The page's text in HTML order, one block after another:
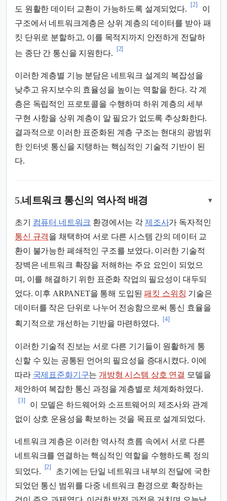
도 원활한 데이터 교환이 가능하도록 설계되었다.
[2]
이
구조에서 네트워크계층은 상위 계층의 데이터를 받아 패
킷 단위로 분할하고, 이를 목적지까지 안전하게 전달하
는 종단 간 통신을 지원한다.
[2]
이러한 계층별 기능 분담은 네트워크 설계의 복잡성을
낮추고 유지보수의 효율성을 높이는 역할을 한다. 각 계
층은 독립적인 프로토콜을 수행하며 하위 계층의 세부
구현 사항을 상위 계층이 알 필요가 없도록 추상화한다.
결과적으로 이러한 표준화된 계층 구조는 현대의 광범위
한 인터넷 통신을 지탱하는 핵심적인 기술적 기반이 된
다.
5.네트워크 통신의 역사적 배경 ▾
초기 컴퓨터 네트워크 환경에서는 각 제조사가 독자적인
통신 규격을 채택하여 서로 다른 시스템 간의 데이터 교
환이 불가능한 폐쇄적인 구조를 보였다. 이러한 기술적
장벽은 네트워크 확장을 저해하는 주요 요인이 되었으
며, 이를 해결하기 위한 표준화 작업의 필요성이 대두되
었다. 이후 ARPANET을 통해 도입된패킷 스위칭 기술은
데이터를 작은 단위로 나누어 전송함으로써 통신 효율을
획기적으로 개선하는 기반을 마련하였다.
[4]
이러한 기술적 진보는 서로 다른 기기들이 원활하게 통
신할 수 있는 공통된 언어의 필요성을 증대시켰다. 이에
따라 국제표준화기구는 개방형 시스템 상호 연결 모델을
제안하여 복잡한 통신 과정을 계층별로 체계화하였다.
[3]
이 모델은 하드웨어와 소프트웨어의 제조사와 관계
없이 상호 운용성을 확보하는 것을 목표로 설계되었다.
네트워크 계층은 이러한 역사적 흐름 속에서 서로 다른
네트워크를 연결하는 핵심적인 역할을 수행하도록 정의
되었다.
[2]
초기에는 단일 네트워크 내부의 전달에 국한
되었던 통신 범위를 다중 네트워크 환경으로 확장하는